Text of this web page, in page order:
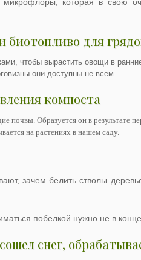
микрофлоры, которая в свою
биотопливо для
чтобы вырастить овощи в
они доступны не всем.
компоста
почвы. Образуется он в результате
на растениях в нашем саду.
зачем белить стволы
побелкой нужно не в
снег,